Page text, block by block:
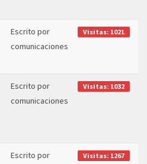
Escrito por
comunicaciones
Visitas: 1021
Escrito por
comunicaciones
Visitas: 1032
Escrito por
Visitas: 1267